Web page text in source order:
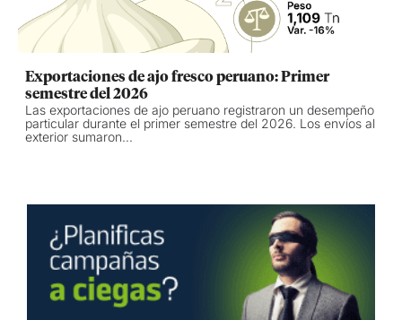
Exportaciones de ajo fresco peruano: Primer
semestre del 2026
Las exportaciones de ajo peruano registraron un desempeño
particular durante el primer semestre del 2026. Los envíos al
exterior sumaron...